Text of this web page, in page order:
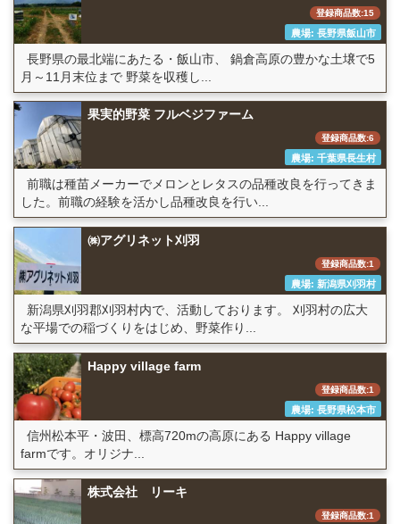
登録商品数:15
農場: 長野県飯山市
長野県の最北端にあたる・飯山市、 鍋倉高原の豊かな土壌で5
月～11月末位まで 野菜を収穫し...
果実的野菜 フルベジファーム
登録商品数:6
農場: 千葉県長生村
前職は種苗メーカーでメロンとレタスの品種改良を行ってきま
した。前職の経験を活かし品種改良を行い...
㈱アグリネット刈羽
登録商品数:1
農場: 新潟県刈羽村
新潟県刈羽郡刈羽村内で、活動しております。 刈羽村の広大
な平場での稲づくりをはじめ、野菜作り...
Happy village farm
登録商品数:1
農場: 長野県松本市
信州松本平・波田、標高720mの高原にある Happy village
farmです。オリジナ...
株式会社 リーキ
登録商品数:1